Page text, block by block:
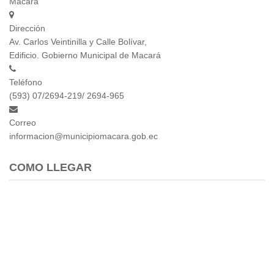
Dirección
Av. Carlos Veintinilla y Calle Bolívar,
Edificio. Gobierno Municipal de Macará
Teléfono
(593) 07/2694-219/ 2694-965
Correo
informacion@municipiomacara.gob.ec
COMO LLEGAR